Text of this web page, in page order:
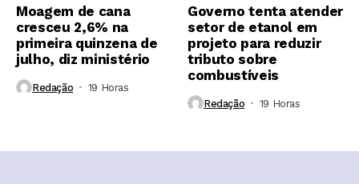
Moagem de cana
cresceu 2,6% na
primeira quinzena de
julho, diz ministério
Redação 19 Horas ⁮
Governo tenta atender
setor de etanol em
projeto para reduzir
tributo sobre
combustíveis
Redação 19 Horas ⁮